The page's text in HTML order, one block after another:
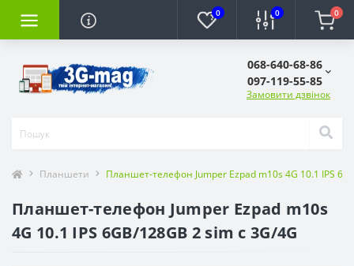
0 0 0
068-640-68-86
097-119-55-85
Замовити дзвінок
Планшети Планшет-телефон Jumper Ezpad m10s 4G 10.1 IPS
Планшет-телефон Jumper Ezpad m10s
4G 10.1 IPS 6GB/128GB 2 sim c 3G/4G